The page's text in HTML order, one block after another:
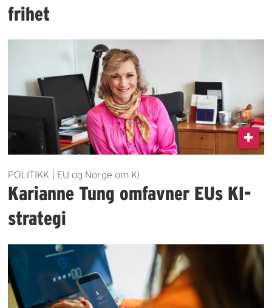
frihet
POLITIKK | EU og Norge om KI
Karianne Tung omfavner EUs KI-
strategi